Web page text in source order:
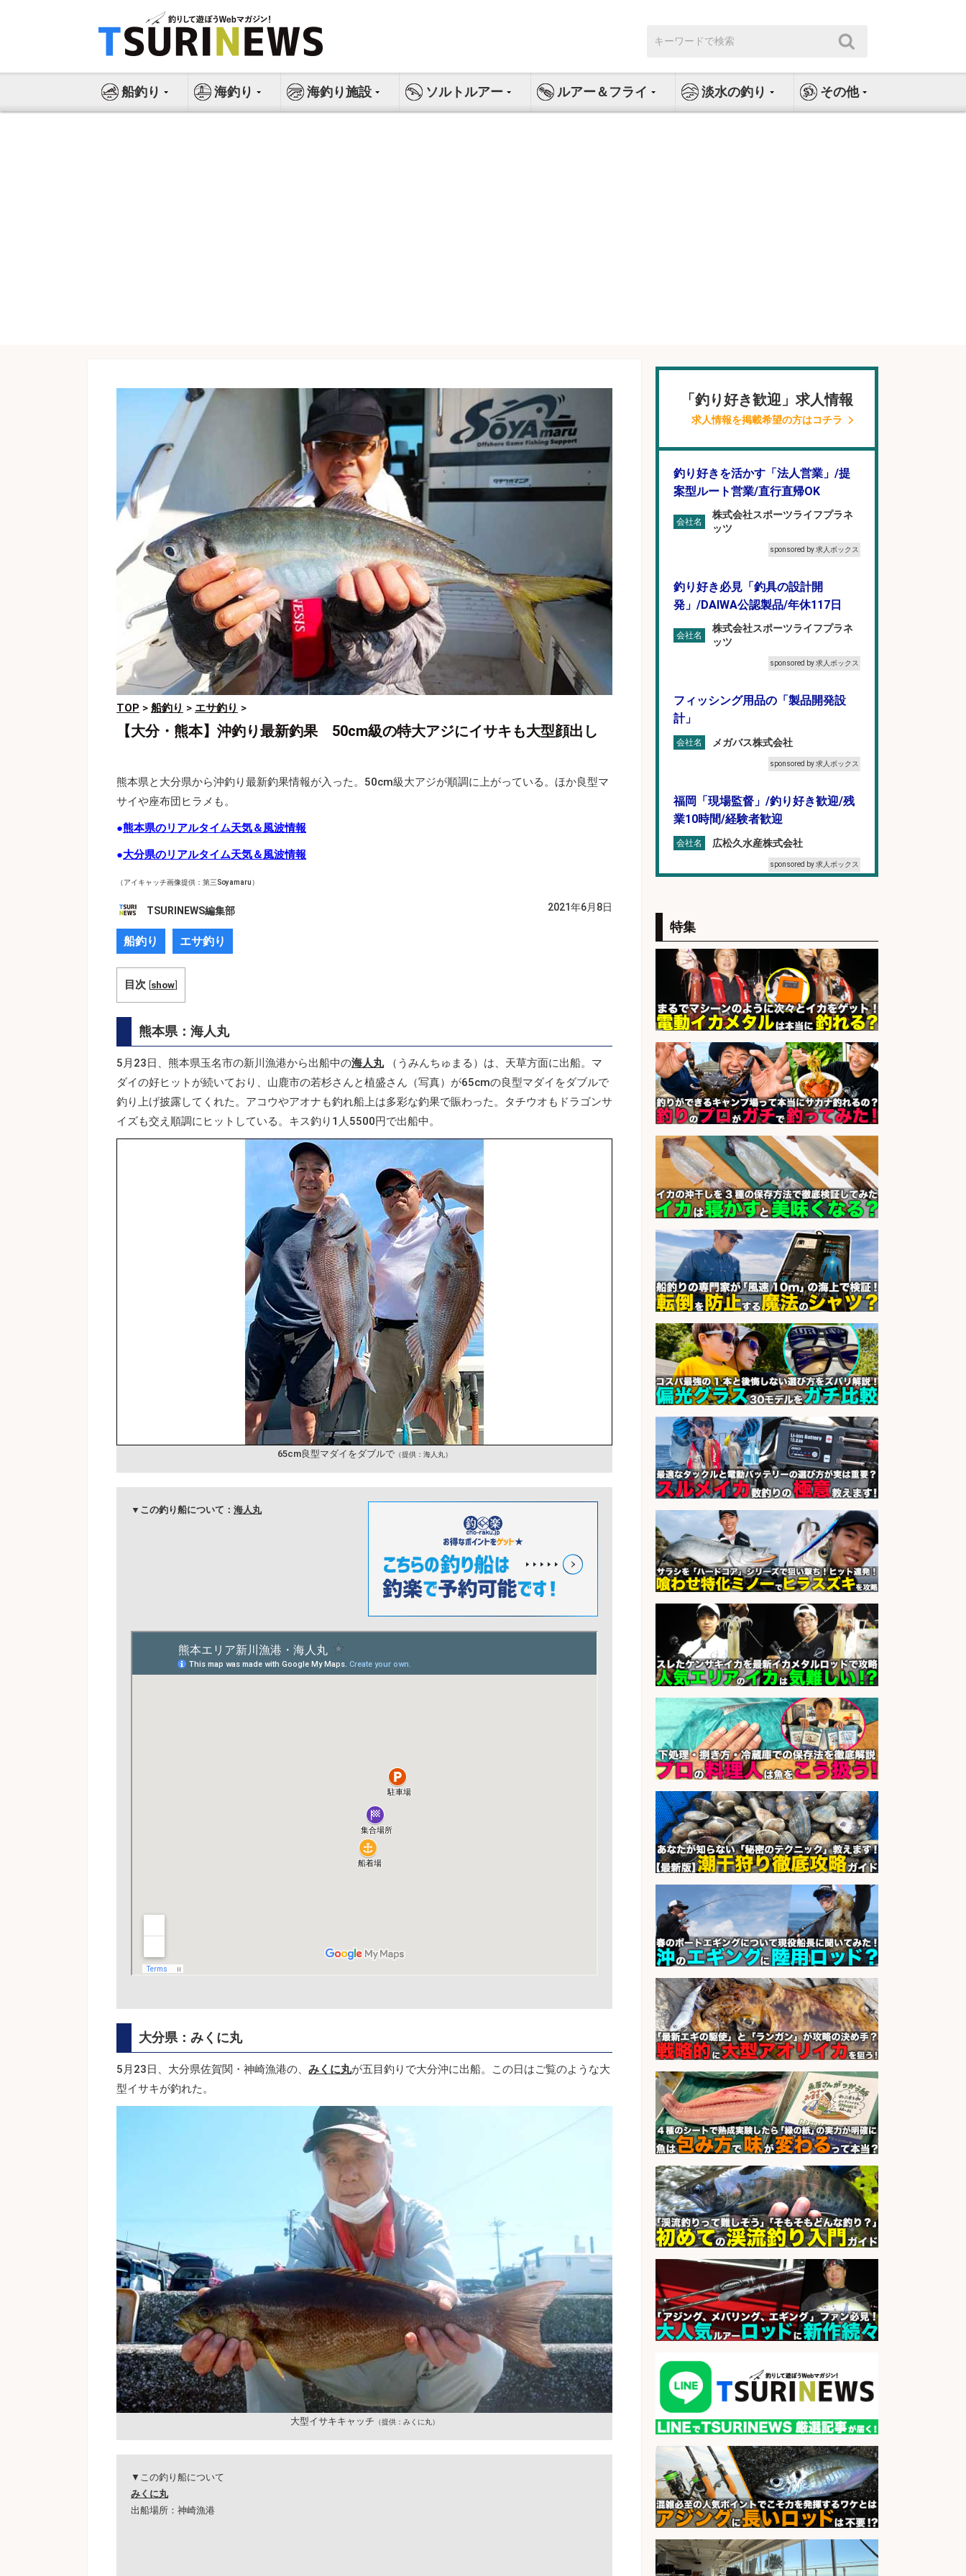
ス
索:
船釣り 海釣り 海釣り施設 ソルトルアー ルアー＆フライ 淡水の釣り その他
TOP > 船釣り > エサ釣り >
【大分・熊本】沖釣り最新釣果 50cm級の特大アジにイサキも大型顔出し
熊本県と大分県から沖釣り最新釣果情報が入った。50cm級大アジが順調に上がっている。ほか良型マ
サイや座布団ヒラメも。
●熊本県のリアルタイム天気＆風波情報
●大分県のリアルタイム天気＆風波情報
（アイキャッチ画像提供：第三Soyamaru）
TSURINEWS編集部 2021年6月8日
船釣り エサ釣り
目次 [show]
熊本県：海人丸
5月23日、熊本県玉名市の新川漁港から出船中の海人丸（うみんちゅまる）は、天草方面に出船。マ
ダイの好ヒットが続いており、山鹿市の若杉さんと植盛さん（写真）が65cmの良型マダイをダブルで
釣り上げ披露してくれた。アコウやアオナも釣れ船上は多彩な釣果で賑わった。タチウオもドラゴンサ
イズも交え順調にヒットしている。キス釣り1人5500円で出船中。
65cm良型マダイをダブルで（提供：海人丸）
▼この釣り船について： 海人丸
大分県：みくに丸
5月23日、大分県佐賀関・神崎漁港の、 みくに丸が五目釣りで大分沖に出船。この日はご覧のような大
型イサキが釣れた。
大型イサキキャッチ （提供：みくに丸）
▼この釣り船について
みくに丸
出船場所：神崎漁港
「釣り好き歓迎」求人情報
求人情報を掲載希望の方はコチラ
釣り好きを活かす「法人営業」/提
案型ルート営業/直行直帰OK
会社名
株式会社スポーツライフプラネ
ッツ
sponsored by 求人ボックス
釣り好き必見「釣具の設計開
発」/DAIWA公認製品/年休117日
会社名
株式会社スポーツライフプラネ
ッツ
sponsored by 求人ボックス
フィッシング用品の「製品開発設
計」
会社名 メガバス株式会社
sponsored by 求人ボックス
福岡「現場監督」/釣り好き歓迎/残
業10時間/経験者歓迎
会社名 広松久水産株式会社
sponsored by 求人ボックス
「製造」/釣り好き歓迎
会社名 広松久水産株式会社
sponsored by 求人ボックス
語学力を活かせるフィッシング用品
の「海外営業」/年休125日
会社名 株式会社ジャッカル
sponsored by 求人ボックス
和食, 日本料理・懐石料理/店長・店
長候補/本物を知る大人の隠れ家!魚
の価値を上げ、地域を元気に!店長候
補募集
会社名 酒場あらかぶ 酒場あらかぶ
sponsored by 求人ボックス
釣り具などの出荷作業～～/工場/製
造
会社名 UTグループ株式会社
sponsored by 求人ボックス
精肉・青果・鮮魚販売/「志布志
市」「時給1,150円〜」志布志駅か
ら車5分/お魚のカットや商品の陳列
業務/残業少なめ×車通勤OK×時間選
会社名 株式会社ホットスタッフ鹿児島
sponsored by 求人ボックス
魚の「バイヤー」貴方の目利きでヒ
ットを生む、裁量バイヤー募集
会社名 株式会社コムライン
sponsored by 求人ボックス
さらに求人情報を見る
特集